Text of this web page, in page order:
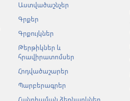
Աստվածաշնչեր
Գրքեր
Գրքույկներ
Թերթիկներ և
հրավիրատոմսեր
Հոդվածաշարեր
Պարբերագրեր